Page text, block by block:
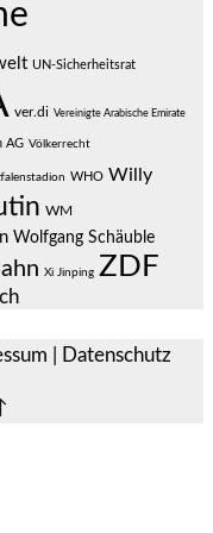
UN-Sicherheitsrat
ver.di Vereinigte Arabische Emirate
AG Völkerrecht
WHO Willy
WM
Wolfgang Schäuble
Xi Jinping ZDF
Datenschutz